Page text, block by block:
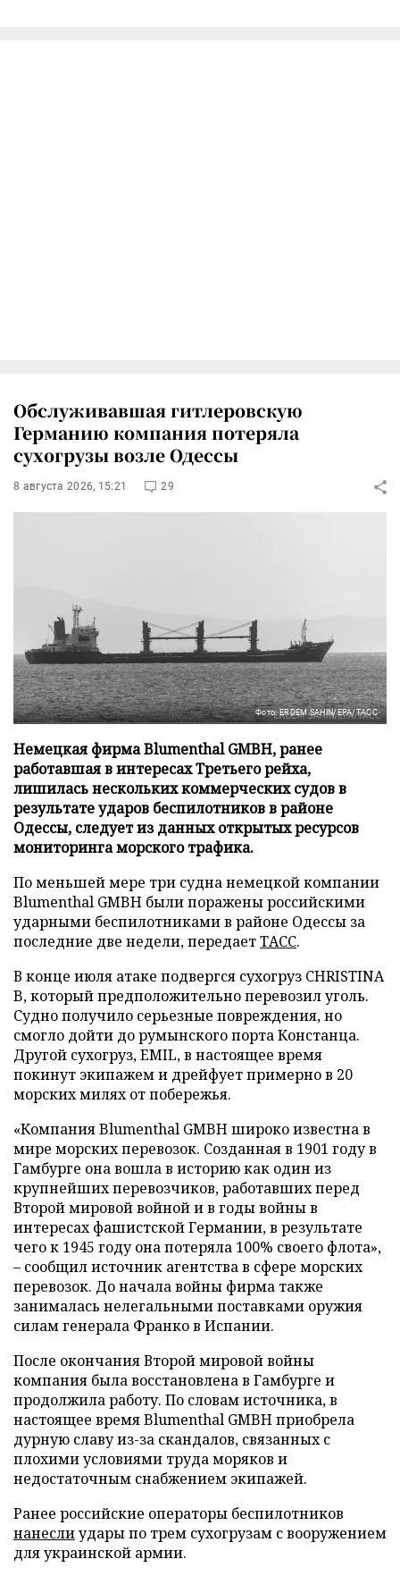
Обслуживавшая гитлеровскую
Германию компания потеряла
сухогрузы возле Одессы
8 августа 2026, 15:21 29
Фото: ERDEM SAHIN/EPA/ТАСС
Немецкая фирма Blumenthal GMBH, ранее
работавшая в интересах Третьего рейха,
лишилась нескольких коммерческих судов в
результате ударов беспилотников в районе
Одессы, следует из данных открытых ресурсов
мониторинга морского трафика.
По меньшей мере три судна немецкой компании
Blumenthal GMBH были поражены российскими
ударными беспилотниками в районе Одессы за
последние две недели, передаетТАСС.
В конце июля атаке подвергся сухогруз CHRISTINA
B, который предположительно перевозил уголь.
Судно получило серьезные повреждения, но
смогло дойти до румынского порта Констанца.
Другой сухогруз, EMIL, в настоящее время
покинут экипажем и дрейфует примерно в 20
морских милях от побережья.
«Компания Blumenthal GMBH широко известна в
мире морских перевозок. Созданная в 1901 году в
Гамбурге она вошла в историю как один из
крупнейших перевозчиков, работавших перед
Второй мировой войной и в годы войны в
интересах фашистской Германии, в результате
чего к 1945 году она потеряла 100% своего флота»,
– сообщил источник агентства в сфере морских
перевозок. До начала войны фирма также
занималась нелегальными поставками оружия
силам генерала Франко в Испании.
После окончания Второй мировой войны
компания была восстановлена в Гамбурге и
продолжила работу. По словам источника, в
настоящее время Blumenthal GMBH приобрела
дурную славу из-за скандалов, связанных с
плохими условиями труда моряков и
недостаточным снабжением экипажей.
Ранее российские операторы беспилотников
нанеслиудары по трем сухогрузам с вооружением
для украинской армии.